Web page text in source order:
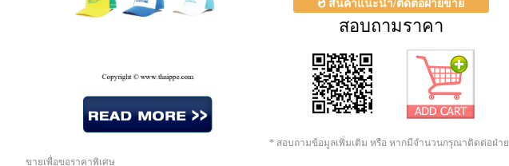
สินค้าแนะนำ/ติดต่อฝ่ายขาย
สอบถามราคา
* สอบถามข้อมูลเพิ่มเติม หรือ หากมีจำนวนกรุณาติดต่อฝ่าย
ขายเพื่อขอราคาพิเศษ